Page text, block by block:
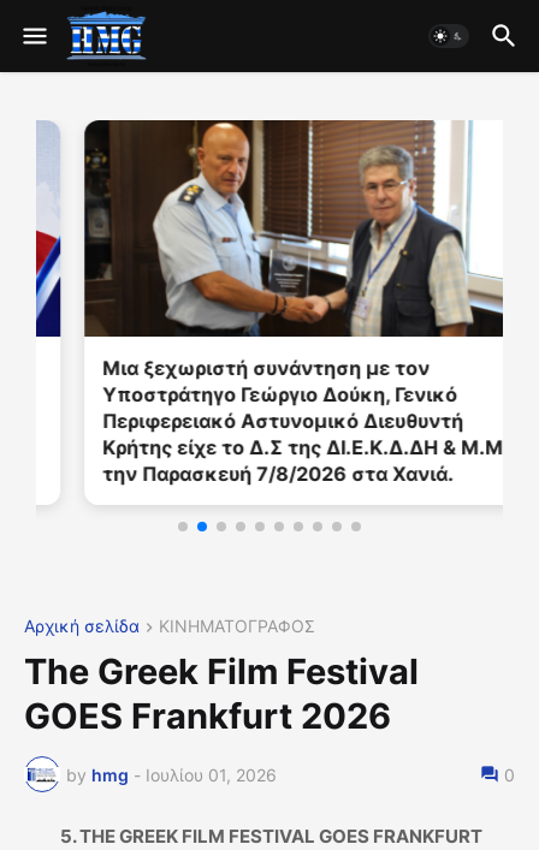
Μια ξεχωριστή συνάντηση με τον
Υποστράτηγο Γεώργιο Δούκη, Γενικό
Περιφερειακό Αστυνομικό Διευθυντή
Κρήτης είχε το Δ.Σ της ΔΙ.Ε.Κ.Δ.ΔΗ & Μ.Μ.Ε
την Παρασκευή 7/8/2026 στα Χανιά.
Αρχική σελίδα ΚΙΝΗΜΑΤΟΓΡΑΦΟΣ
Τhe Greek Film Festival
GOES Frankfurt 2026
by hmg - Ιουλίου 01, 2026 0
5. THE GREEK FILM FESTIVAL GOES FRANKFURT